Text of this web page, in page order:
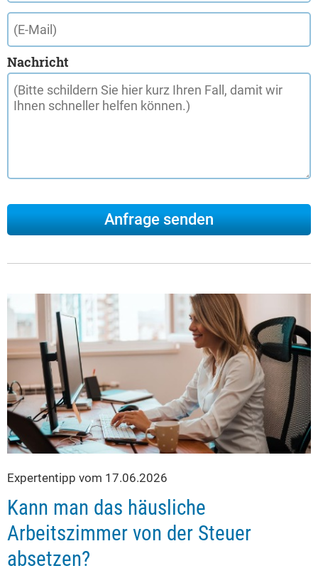
Nachricht
Expertentipp vom 17.06.2026
Kann man das häusliche
Arbeitszimmer von der Steuer
absetzen?